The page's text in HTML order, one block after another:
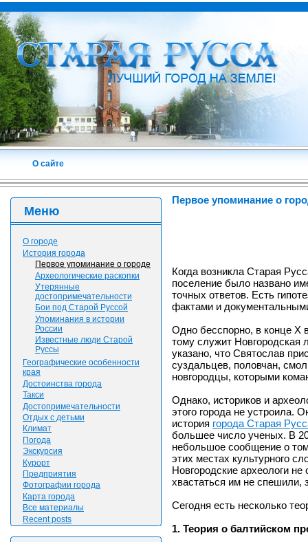
О сайте
Первое упоминание о
Когда возникла Старая
поселение было названо
точных ответов. Есть
фактами и
Одно бесспорно, в конце Х
тому служит Новгородская
указано, что Святослав
суздальцев, половчан,
новгородцы, которыми
Однако, историков и
этого города не устроила.
история города Старая
большее число ученых. В
небольшое сообщение о
этих местах культурного
Новгородские археологи
хвастаться им не спешили,
Сегодня есть несколько
1. Теория о балтийском
Меню
О городе
История города
Первое упоминание о городе
Археологические раскопки
Утерянные
достопримечательности
Бои под Старой Руссой
Упоминания в истории
России
Известные люди Старой
Руссы
Географические особенности
края
Достоинства города
Такси
Достопримечательности
Отдых с детьми
Климат
Погода
Экскурсия
Курорт
Предприятия
Фотографии города
Карта города
Все материалы
Recent posts